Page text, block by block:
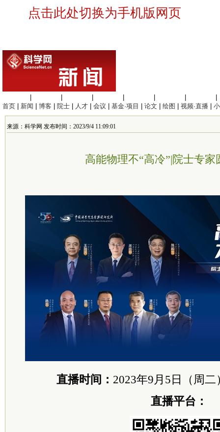
点击此处切换为手机版网页
首页
新闻 博客 院士 人才 会议 基金·项目 论文 绘图 视频·直播
来源：科学网 发布时间：2023/9/4 11:09:01
高能物理不“高冷”|院士专家
直播时间： 2023年9月5日（周二
直播平台：